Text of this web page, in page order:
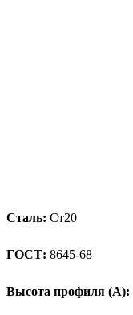
Сталь: Ст20
ГОСТ: 8645-68
Высота профиля (А):